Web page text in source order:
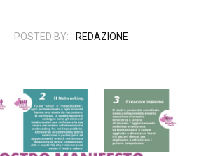
e entra nel Circuito GIV!
POSTED BY:
REDAZIONE